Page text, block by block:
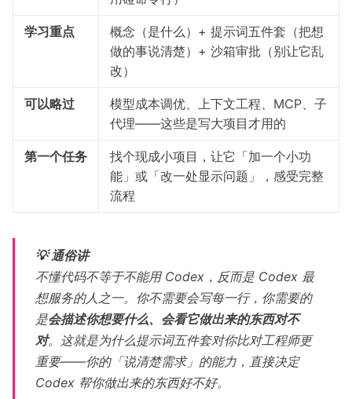
学习重点
概念（是什么）+ 提示词五件套（把想
做的事说清楚）+ 沙箱审批（别让它乱
改）
可以略过
模型成本调优、上下文工程、MCP、子
代理——这些是写大项目才用的
第一个任务
找个现成小项目，让它「加一个小功
能」或「改一处显示问题」，感受完整
流程
💡 通俗讲
不懂代码不等于不能用 Codex，反而是 Codex 最
想服务的人之一。你不需要会写每一行，你需要的
是会描述你想要什么、会看它做出来的东西对不
对。这就是为什么提示词五件套对你比对工程师更
重要——你的「说清楚需求」的能力，直接决定
Codex 帮你做出来的东西好不好。